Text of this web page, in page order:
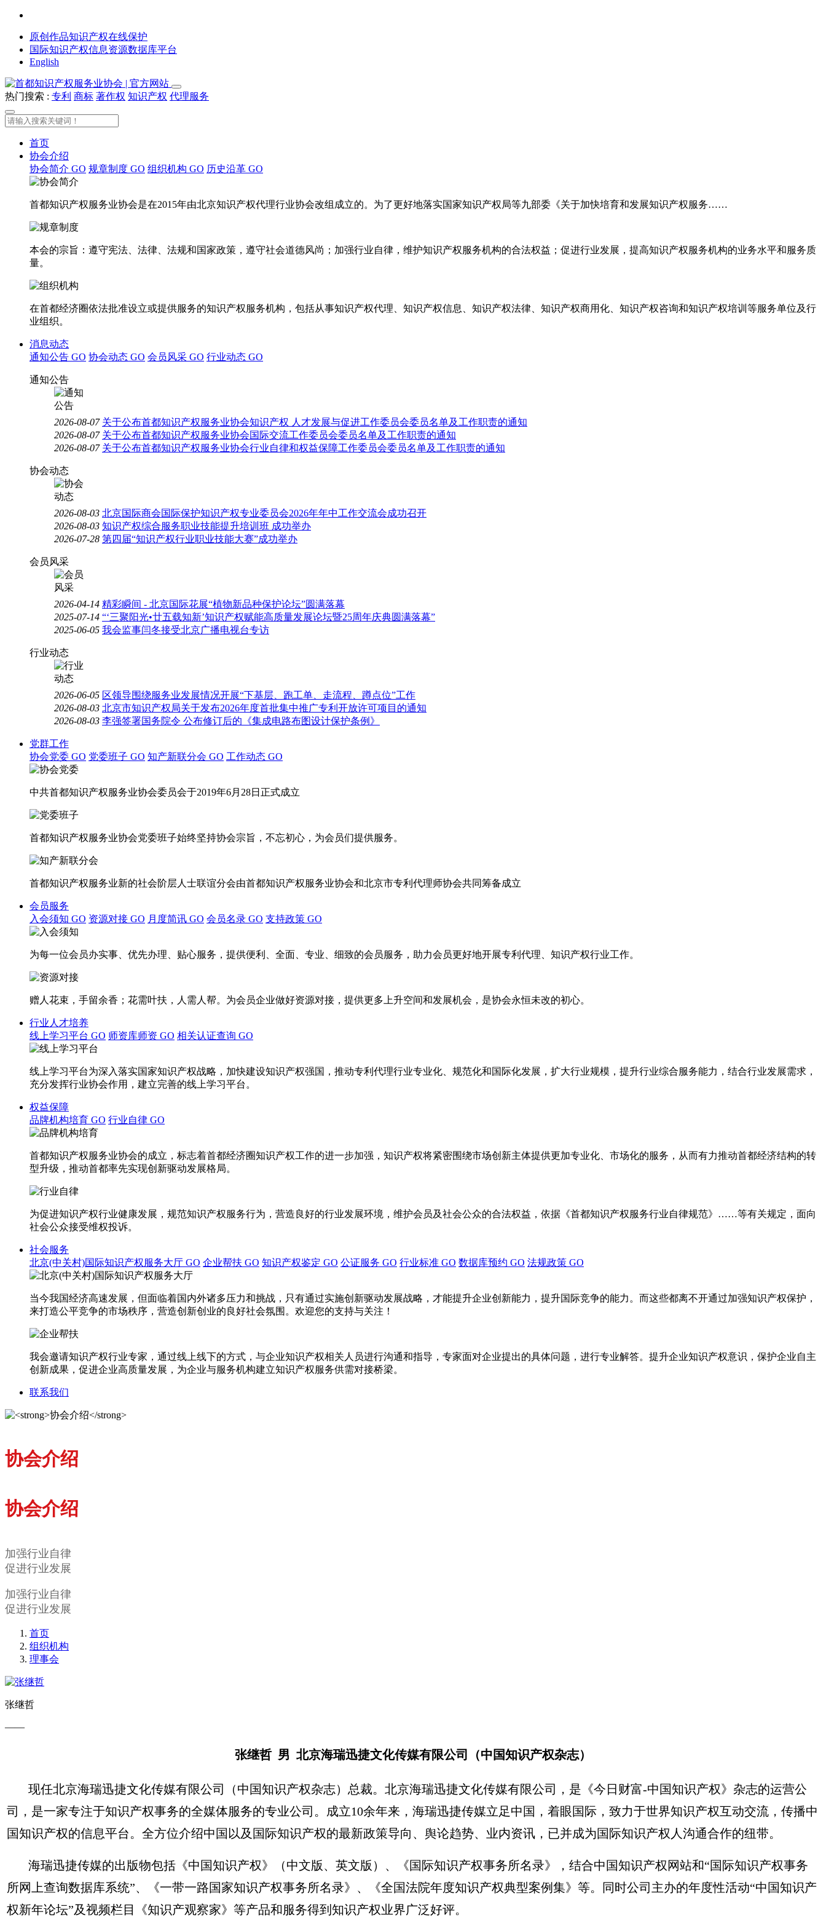
原创作品知识产权在线保护
国际知识产权信息资源数据库平台
English
热门搜索 : 专利 商标 著作权 知识产权 代理服务
首页
协会介绍
协会简介 GO 规章制度 GO 组织机构 GO 历史沿革 GO
首都知识产权服务业协会是在2015年由北京知识产权代理行业协会改组成立的。为了更好地落实国家知识产权局等九部委《关于加快培育和发展知识产权服务……
本会的宗旨：遵守宪法、法律、法规和国家政策，遵守社会道德风尚；加强行业自律，维护知识产权服务机构的合法权益；促进行业发展，提高知识产权服务机构的业务水平和服务质
量。
在首都经济圈依法批准设立或提供服务的知识产权服务机构，包括从事知识产权代理、知识产权信息、知识产权法律、知识产权商用化、知识产权咨询和知识产权培训等服务单位及行
业组织。
消息动态
通知公告 GO 协会动态 GO 会员风采 GO 行业动态 GO
通知公告
2026-08-07 关于公布首都知识产权服务业协会知识产权 人才发展与促进工作委员会委员名单及工作职责的通知
2026-08-07 关于公布首都知识产权服务业协会国际交流工作委员会委员名单及工作职责的通知
2026-08-07 关于公布首都知识产权服务业协会行业自律和权益保障工作委员会委员名单及工作职责的通知
协会动态
2026-08-03 北京国际商会国际保护知识产权专业委员会2026年年中工作交流会成功召开
2026-08-03 知识产权综合服务职业技能提升培训班 成功举办
2026-07-28 第四届“知识产权行业职业技能大赛”成功举办
会员风采
2026-04-14 精彩瞬间 - 北京国际花展“植物新品种保护论坛”圆满落幕
2025-07-14 “‘三聚阳光•廿五载知新’知识产权赋能高质量发展论坛暨25周年庆典圆满落幕”
2025-06-05 我会监事闫冬接受北京广播电视台专访
行业动态
2026-06-05 区领导围绕服务业发展情况开展“下基层、跑工单、走流程、蹲点位”工作
2026-08-03 北京市知识产权局关于发布2026年度首批集中推广专利开放许可项目的通知
2026-08-03 李强签署国务院令 公布修订后的《集成电路布图设计保护条例》
党群工作
协会党委 GO 党委班子 GO 知产新联分会 GO 工作动态 GO
中共首都知识产权服务业协会委员会于2019年6月28日正式成立
首都知识产权服务业协会党委班子始终坚持协会宗旨，不忘初心，为会员们提供服务。
首都知识产权服务业新的社会阶层人士联谊分会由首都知识产权服务业协会和北京市专利代理师协会共同筹备成立
会员服务
入会须知 GO 资源对接 GO 月度简讯 GO 会员名录 GO 支持政策 GO
为每一位会员办实事、优先办理、贴心服务，提供便利、全面、专业、细致的会员服务，助力会员更好地开展专利代理、知识产权行业工作。
赠人花束，手留余香；花需叶扶，人需人帮。为会员企业做好资源对接，提供更多上升空间和发展机会，是协会永恒未改的初心。
行业人才培养
线上学习平台 GO 师资库师资 GO 相关认证查询 GO
线上学习平台为深入落实国家知识产权战略，加快建设知识产权强国，推动专利代理行业专业化、规范化和国际化发展，扩大行业规模，提升行业综合服务能力，结合行业发展需求，
充分发挥行业协会作用，建立完善的线上学习平台。
权益保障
品牌机构培育 GO 行业自律 GO
首都知识产权服务业协会的成立，标志着首都经济圈知识产权工作的进一步加强，知识产权将紧密围绕市场创新主体提供更加专业化、市场化的服务，从而有力推动首都经济结构的转
型升级，推动首都率先实现创新驱动发展格局。
为促进知识产权行业健康发展，规范知识产权服务行为，营造良好的行业发展环境，维护会员及社会公众的合法权益，依据《首都知识产权服务行业自律规范》……等有关规定，面向
社会公众接受维权投诉。
社会服务
北京(中关村)国际知识产权服务大厅 GO 企业帮扶 GO 知识产权鉴定 GO 公证服务 GO 行业标准 GO 数据库预约 GO 法规政策 GO
当今我国经济高速发展，但面临着国内外诸多压力和挑战，只有通过实施创新驱动发展战略，才能提升企业创新能力，提升国际竞争的能力。而这些都离不开通过加强知识产权保护，
来打造公平竞争的市场秩序，营造创新创业的良好社会氛围。欢迎您的支持与关注！
我会邀请知识产权行业专家，通过线上线下的方式，与企业知识产权相关人员进行沟通和指导，专家面对企业提出的具体问题，进行专业解答。提升企业知识产权意识，保护企业自主
创新成果，促进企业高质量发展，为企业与服务机构建立知识产权服务供需对接桥梁。
联系我们
协会介绍
协会介绍
加强行业自律
促进行业发展
加强行业自律
促进行业发展
首页
组织机构
理事会
张继哲
——
张继哲 男 北京海瑞迅捷文化传媒有限公司（中国知识产权杂志）
现任北京海瑞迅捷文化传媒有限公司（中国知识产权杂志）总裁。北京海瑞迅捷文化传媒有限公司，是《今日财富-中国知识产权》杂志的运营公
司，是一家专注于知识产权事务的全媒体服务的专业公司。成立10余年来，海瑞迅捷传媒立足中国，着眼国际，致力于世界知识产权互动交流，传播中
国知识产权的信息平台。全方位介绍中国以及国际知识产权的最新政策导向、舆论趋势、业内资讯，已并成为国际知识产权人沟通合作的纽带。
海瑞迅捷传媒的出版物包括《中国知识产权》（中文版、英文版）、《国际知识产权事务所名录》，结合中国知识产权网站和“国际知识产权事务
所网上查询数据库系统”、《一带一路国家知识产权事务所名录》、《全国法院年度知识产权典型案例集》等。同时公司主办的年度性活动“中国知识产
权新年论坛”及视频栏目《知识产观察家》等产品和服务得到知识产权业界广泛好评。